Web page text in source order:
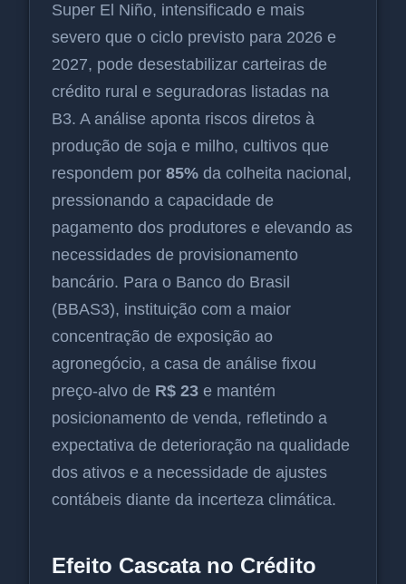
Super El Niño, intensificado e mais
severo que o ciclo previsto para 2026 e
2027, pode desestabilizar carteiras de
crédito rural e seguradoras listadas na
B3. A análise aponta riscos diretos à
produção de soja e milho, cultivos que
respondem por 85% da colheita nacional,
pressionando a capacidade de
pagamento dos produtores e elevando as
necessidades de provisionamento
bancário. Para o Banco do Brasil
(BBAS3), instituição com a maior
concentração de exposição ao
agronegócio, a casa de análise fixou
preço-alvo de R$ 23 e mantém
posicionamento de venda, refletindo a
expectativa de deterioração na qualidade
dos ativos e a necessidade de ajustes
contábeis diante da incerteza climática.
Efeito Cascata no Crédito